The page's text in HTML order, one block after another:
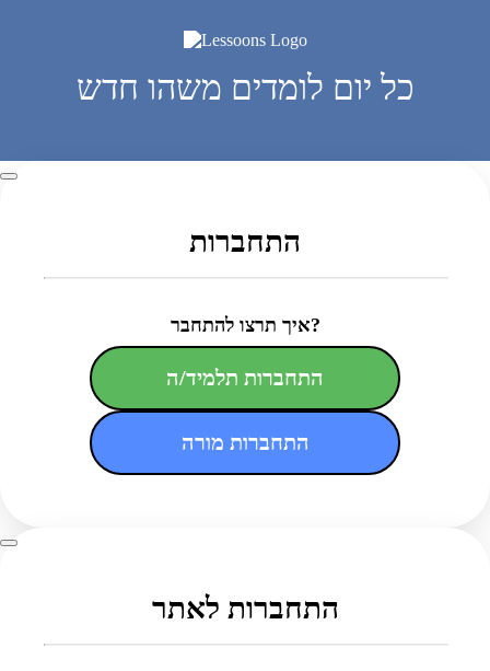
כל יום לומדים משהו חדש
התחברות
איך תרצו להתחבר?
התחברות תלמיד/ה
התחברות מורה
התחברות לאתר